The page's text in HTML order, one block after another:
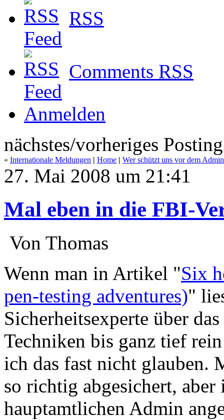
RSS
Comments RSS
Anmelden
nächstes/vorheriges Posting
« Internationale Meldungen | Home | Wer schützt uns vor dem
27. Mai 2008 um 21:41
Mal eben in die FBI-
Von Thomas
Wenn man in Artikel "Six
pen-testing adventures)"
Sicherheitsexperte über
Techniken bis ganz tief
ich das fast nicht glauben.
so richtig abgesichert,
hauptamtlichen Admin